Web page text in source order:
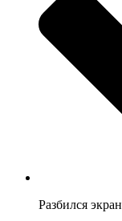
Разбился экран